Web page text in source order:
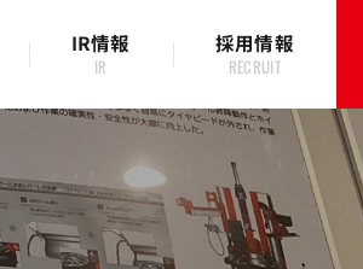
IR情報
採用情報